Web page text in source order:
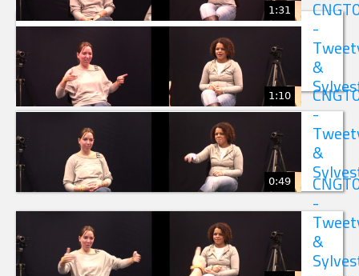
1:31
-
&
1:10
-
&
0:49
-
&